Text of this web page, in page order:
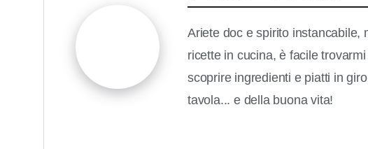
Ariete doc e spirito instancabile,
ricette in cucina, è facile
scoprire ingredienti e piatti in
tavola... e della buona vita!